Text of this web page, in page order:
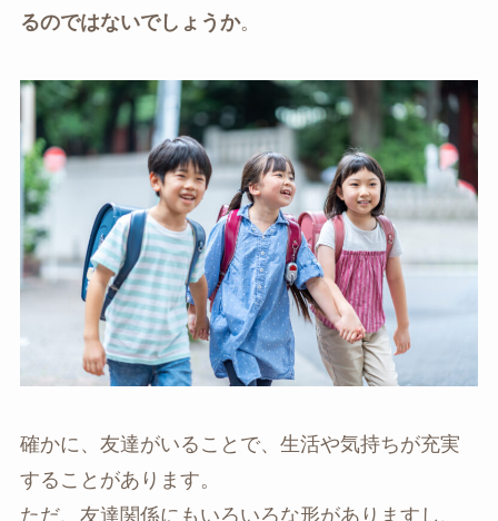
るのではないでしょうか。
確かに、友達がいることで、生活や気持ちが充実
することがあります。
ただ、友達関係にもいろいろな形がありますし、